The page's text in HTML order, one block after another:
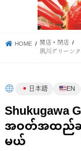
HOME 開店・閉店
夙川グリーン
日本語 EN
Shukugawa
အဝတ်အထည်ဆိုင်
မယ်